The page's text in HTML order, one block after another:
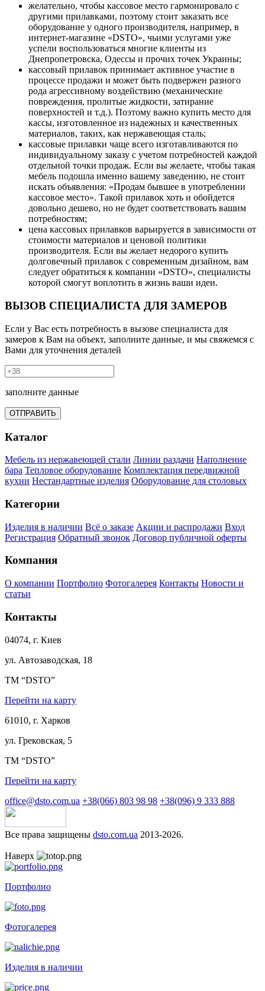
желательно, чтобы кассовое место гармонировало с
другими прилавками, поэтому стоит заказать все
оборудование у одного производителя, например, в
интернет-магазине «DSTO», чьими услугами уже
успели воспользоваться многие клиенты из
Днепропетровска, Одессы и прочих точек Украины;
кассовый прилавок принимает активное участие в
процессе продажи и может быть подвержен разного
рода агрессивному воздействию (механические
повреждения, пролитые жидкости, затирание
поверхностей и т.д.). Поэтому важно купить место для
кассы, изготовленное из надежных и качественных
материалов, таких, как нержавеющая сталь;
кассовые прилавки чаще всего изготавливаются по
индивидуальному заказу с учетом потребностей каждой
отдельной точки продаж. Если вы желаете, чтобы такая
мебель подошла именно вашему заведению, не стоит
искать объявления: «Продам бывшее в употреблении
кассовое место». Такой прилавок хоть и обойдется
довольно дешево, но не будет соответствовать вашим
потребностям;
цена кассовых прилавков варьируется в зависимости от
стоимости материалов и ценовой политики
производителя. Если вы желает недорого купить
долговечный прилавок с современным дизайном, вам
следует обратиться к компании «DSTO», специалисты
которой смогут воплотить в жизнь ваши идеи.
ВЫЗОВ СПЕЦИАЛИСТА ДЛЯ ЗАМЕРОВ
Если у Вас есть потребность в вызове специалиста для
замеров к Вам на объект, заполните данные, и мы свяжемся с
Вами для уточнения деталей
заполните данные
ОТПРАВИТЬ
Каталог
Мебель из нержавеющей стали Линии раздачи Наполнение
бара Тепловое оборудование Комплектация передвижной
кухни Нестандартные изделия Оборудование для столовых
Категории
Изделия в наличии Всё о заказе Акции и распродажи Вход
Регистрация Обратный звонок Договор публичной оферты
Компания
О компании Портфолио Фотогалерея Контакты Новости и
статьи
Контакты
04074, г. Киев
ул. Автозаводская, 18
ТМ “DSTO”
Перейти на карту
61010, г. Харков
ул. Грековская, 5
ТМ “DSTO”
Перейти на карту
office@dsto.com.ua +38(066) 803 98 98 +38(096) 9 333 888
Все права защищены dsto.com.ua 2013-2026.
Наверх
Портфолио
Фотогалерея
Изделия в наличии